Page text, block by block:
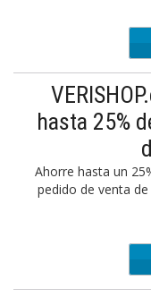
hasta 25%
Ahorre hasta un
pedido de venta